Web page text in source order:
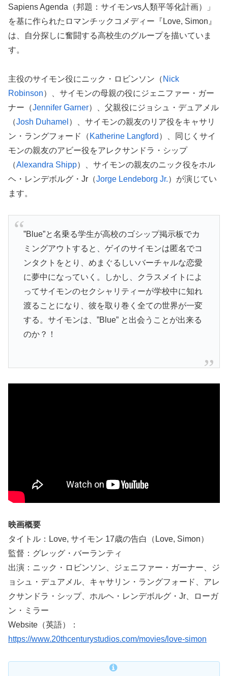
Sapiens Agenda（邦題：サイモンvs人類平等化計画）」
を基に作られたロマンチックコメディー『Love, Simon』
は、自分探しに奮闘する高校生のグループを描いていま
す。
主役のサイモン役にニック・ロビンソン（ Nick
Robinson）、サイモンの母親の役にジェニファー・ガー
ナー（Jennifer Garner）、父親役にジョシュ・デュアメル
（Josh Duhamel ）、サイモンの親友のリア役をキャサリ
ン・ラングフォード（ Katherine Langford ）、同じくサイ
モンの親友のアビー役をアレクサンドラ・シップ
（Alexandra Shipp）、サイモンの親友のニック役をホル
ヘ・レンデボルグ・Jr（Jorge Lendeborg Jr.）が演じてい
ます。
”Blue”と名乗る学生が高校のゴシップ掲示板でカ
ミングアウトすると、ゲイのサイモンは匿名でコ
ンタクトをとり、めまぐるしいバーチャルな恋愛
に夢中になっていく。しかし、クラスメイトによ
ってサイモンのセクシャリティーが学校中に知れ
渡ることになり、彼を取り巻く全ての世界が一変
する。サイモンは、”Blue” と出会うことが出来る
のか？！
映画概要
タイトル：Love, サイモン 17歳の告白（Love, Simon）
監督：グレッグ・バーランティ
出演：ニック・ロビンソン、ジェニファー・ガーナー、ジ
ョシュ・デュアメル、キャサリン・ラングフォード、アレ
クサンドラ・シップ、ホルヘ・レンデボルグ・Jr、ローガ
ン・ミラー
Website（英語）：
https://www.20thcenturystudios.com/movies/love-simon